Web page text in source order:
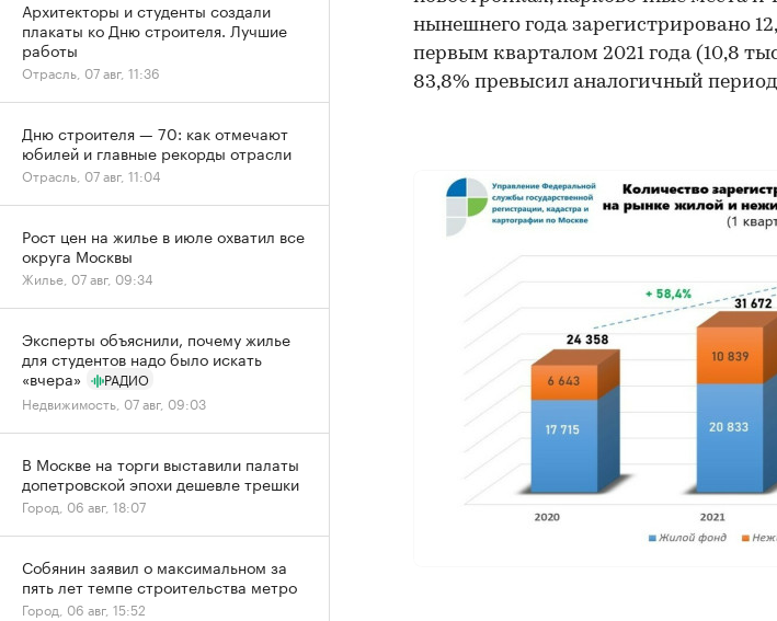
нынешнего года зарегистрировано
первым кварталом 2021 года (10,8
83,8% превысил аналогичный
Архитекторы и студенты создали
плакаты ко Дню строителя. Лучшие
работы
Отрасль, 07 авг, 11:36
Дню строителя — 70: как отмечают
юбилей и главные рекорды отрасли
Отрасль, 07 авг, 11:04
Рост цен на жилье в июле охватил все
округа Москвы
Жилье, 07 авг, 09:34
Эксперты объяснили, почему жилье
для студентов надо было искать
«вчера»
РАДИО
Недвижимость, 07 авг, 09:03
В Москве на торги выставили палаты
допетровской эпохи дешевле трешки
Город, 06 авг, 18:07
Собянин заявил о максимальном за
пять лет темпе строительства метро
Город, 06 авг, 15:52